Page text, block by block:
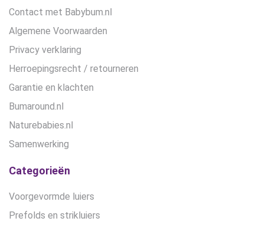
Contact met Babybum.nl
Algemene Voorwaarden
Privacy verklaring
Herroepingsrecht / retourneren
Garantie en klachten
Bumaround.nl
Naturebabies.nl
Samenwerking
Categorieën
Voorgevormde luiers
Prefolds en strikluiers